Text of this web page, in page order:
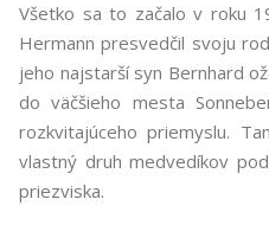
Všetko sa to začalo v roku
Hermann presvedčil svoju
jeho najstarší syn Bernhard
do väčšieho mesta
rozkvitajúceho priemyslu.
vlastný druh medvedíkov
priezviska.